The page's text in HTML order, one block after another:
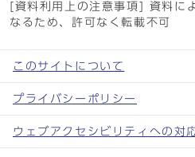
[資料利用上の注意事項] 資料に
なるため、許可なく転載不可
このサイトについて
プライバシーポリシー
ウェブアクセシビリティへの対